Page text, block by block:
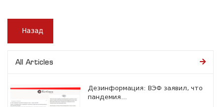
Назад
All Articles
Дезинформация: ВЭФ заявил, что
пандемия...